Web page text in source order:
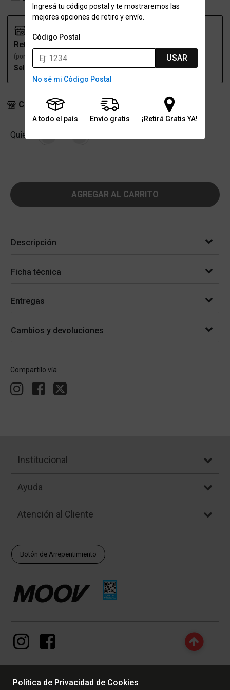
Ingresá tu código postal y te mostraremos las
mejores opciones de retiro y envío.
Código Postal
USAR
No sé mi Código Postal
A todo el país Envío gratis ¡Retirá Gratis YA!
Retiro
(por una sucursal)
Seleccioná talle Seleccioná talle
Consultar stock en sucursales
Quiero
AGREGAR AL CARRITO
Descripción
Ficha técnica
Entregas
Cambios y devoluciones
Compartílo vía
Institucional
Ayuda
Atención al Cliente
Botón de Arrepentimiento
Política de Privacidad de Cookies